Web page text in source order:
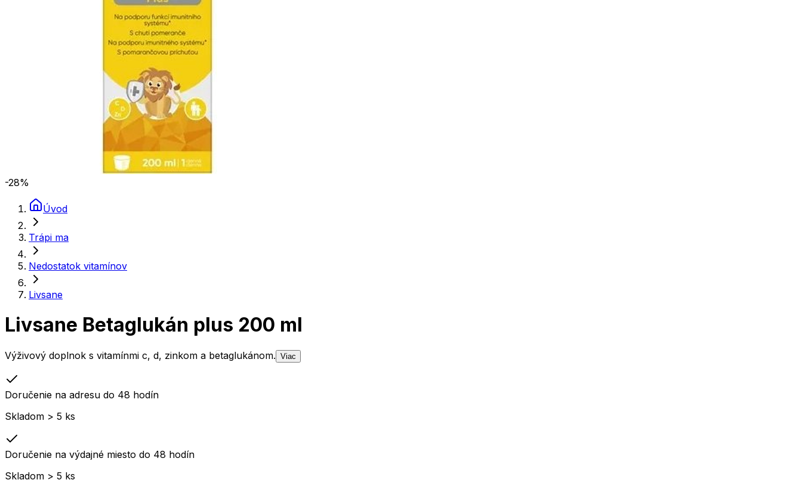
-28%
Úvod
Trápi ma
Nedostatok vitamínov
Livsane
Livsane Betaglukán plus 200 ml
Výživový doplnok s vitamínmi c, d, zinkom a betaglukánom. Viac
Doručenie na adresu do 48 hodín
Skladom > 5 ks
Doručenie na výdajné miesto do 48 hodín
Skladom > 5 ks